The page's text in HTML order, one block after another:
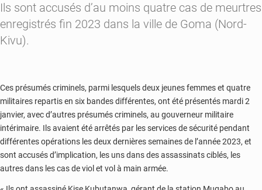
Ils sont accusés d’au moins quatre cas de meurtres
enregistrés fin 2023 dans la ville de Goma (Nord-
Kivu).
Ces présumés criminels, parmi lesquels deux jeunes femmes et quatre
militaires repartis en six bandes différentes, ont été présentés mardi 2
janvier, avec d’autres présumés criminels, au gouverneur militaire
intérimaire. Ils avaient été arrêtés par les services de sécurité pendant
différentes opérations les deux dernières semaines de l’année 2023, et
sont accusés d’implication, les uns dans des assassinats ciblés, les
autres dans les cas de viol et vol à main armée.